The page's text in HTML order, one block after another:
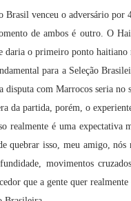
Brasil venceu o adversário por
de ambos é outro. O
daria o primeiro ponto haitiano
para a Seleção
disputa com Marrocos seria
da partida, porém, o
realmente é uma
quebrar isso, meu amigo,
movimentos
que a gente quer